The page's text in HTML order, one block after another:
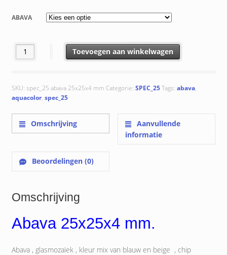
tot
€ 122.15
ABAVA
Abava 25x25x4 mm aantalToevoegen aan winkelwagen
SKU: spec_25 abava 25x25x4 mm Categorie: SPEC_25Tags: abava,
aquacolor, spec_25
Omschrijving
Aanvullende
informatie
Beoordelingen (0)
Omschrijving
Abava 25x25x4 mm.
Abava , glasmozaïek , kleur mix van blauw en beige , chip